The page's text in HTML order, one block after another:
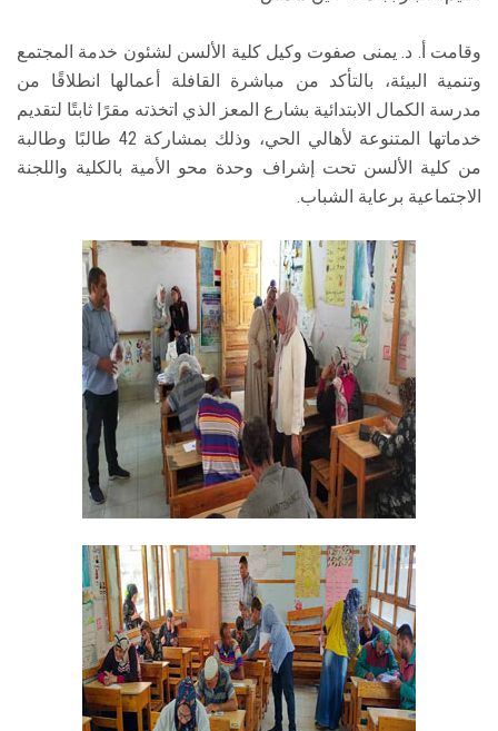
وقامت أ. د. يمنى صفوت وكيل كلية الألسن لشئون خدمة المجتمع
وتنمية البيئة، بالتأكد من مباشرة القافلة أعمالها انطلاقًا من
مدرسة الكمال الابتدائية بشارع المعز الذي اتخذته مقرًا ثابتًا لتقديم
خدماتها المتنوعة لأهالي الحي، وذلك بمشاركة 42 طالبًا وطالبة
من كلية الألسن تحت إشراف وحدة محو الأمية بالكلية واللجنة
الاجتماعية برعاية الشباب.